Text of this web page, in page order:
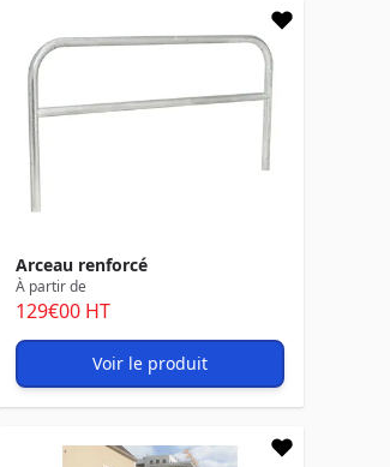
Arceau renforcé
À partir de
129€00 HT
Voir le produit